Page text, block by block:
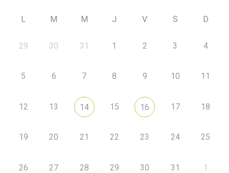
L M M J V S D
29 30 31 1 2 3 4
5 6 7 8 9 10 11
12 13 14 15 16 17 18
19 20 21 22 23 24 25
26 27 28 29 30 31 1